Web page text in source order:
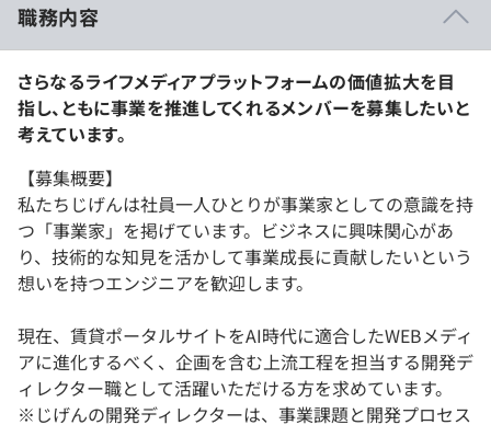
職務内容
さらなるライフメディアプラットフォームの価値拡大を目
指し、ともに事業を推進してくれるメンバーを募集したいと
考えています。
【募集概要】
私たちじげんは社員一人ひとりが事業家としての意識を持
つ「事業家」を掲げています。ビジネスに興味関心があ
り、技術的な知見を活かして事業成長に貢献したいという
想いを持つエンジニアを歓迎します。
現在、賃貸ポータルサイトをAI時代に適合したWEBメディ
アに進化するべく、企画を含む上流工程を担当する開発デ
ィレクター職として活躍いただける方を求めています。
※じげんの開発ディレクターは、事業課題と開発プロセス